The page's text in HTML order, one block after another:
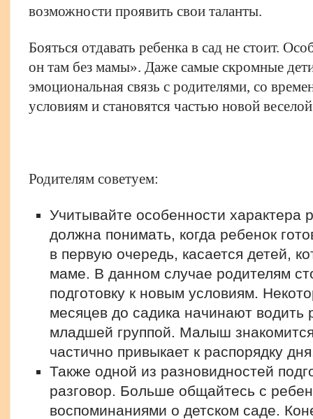
возможности проявить свои таланты.
Бояться отдавать ребенка в сад не стоит.
он там без мамы». Даже самые скромные
эмоциональная связь с родителями, со
условиям и становятся частью новой
Родителям советуем:
Учитывайте особенности характера
должна понимать, когда ребенок
в первую очередь, касается детей,
маме. В данном случае родителям
подготовку к новым условиям.
месяцев до садика начинают водить
младшей группой. Малыш
частично привыкает к распорядку
Также одной из разновидностей
разговор. Больше общайтесь с
воспоминаниями о детском саде.